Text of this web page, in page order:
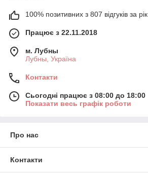
100% позитивних з 807 відгуків за рік
Працює з 22.11.2018
м. Лубны
Лубны, Україна
Контакти
Сьогодні працює з 08:00 до 18:00
Показати весь графік роботи
Про нас
Контакти